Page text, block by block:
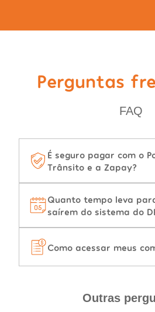
Perguntas
FAQ
É seguro pagar com o
Trânsito e a Zapay?
Quanto tempo leva
saírem do sistema do
Como acessar meus
Outras